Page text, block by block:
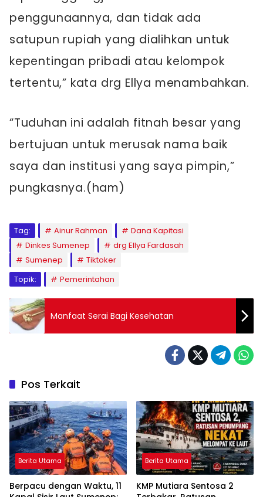
penggunaannya, dan tidak ada
satupun rupiah yang dialihkan untuk
kepentingan pribadi atau kelompok
tertentu,” kata drg Ellya menambahkan.
“Tuduhan ini adalah fitnah besar yang
bertujuan untuk merusak nama baik
saya dan institusi yang saya pimpin,”
pungkasnya.(ham)
Tag: Ainur Rahman
Dana Kapitasi
Dinkes Sumenep
drg Ellya Fardasah
Sumenep
Tiktoker
Topik:
Pemerintahan
Manfaat Serai Bagi Kesehatan
Pos Terkait
Berita Utama
Berpacu dengan Waktu, 11
Berita Utama
KMP Mutiara Sentosa 2